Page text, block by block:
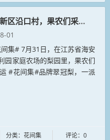
区沿口村，果农们采摘翠冠梨
01
集# 7月31日，在江苏省海安
园家庭农场的梨园里，果农们
#花间集#品牌翠冠梨，一派
分类：花间集 评论：0